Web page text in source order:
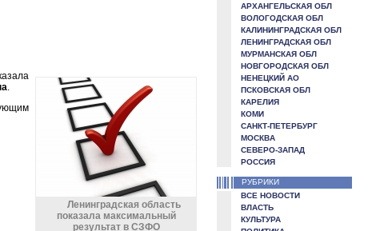
Ленинградская область
показала максимальный
результат в СЗФО
.
АРХАНГЕЛЬСКАЯ ОБЛ
ВОЛОГОДСКАЯ ОБЛ
КАЛИНИНГРАДСКАЯ ОБЛ
ЛЕНИНГРАДСКАЯ ОБЛ
МУРМАНСКАЯ ОБЛ
НОВГОРОДСКАЯ ОБЛ
НЕНЕЦКИЙ АО
ПСКОВСКАЯ ОБЛ
КАРЕЛИЯ
КОМИ
САНКТ-ПЕТЕРБУРГ
МОСКВА
СЕВЕРО-ЗАПАД
РОССИЯ
РУБРИКИ
ВСЕ НОВОСТИ
ВЛАСТЬ
КУЛЬТУРА